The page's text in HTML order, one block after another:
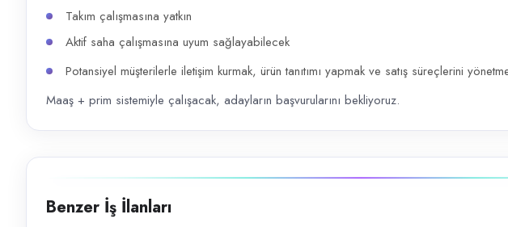
Takım çalışmasına yatkın
Aktif saha çalışmasına uyum sağlayabilecek
Potansiyel müşterilerle iletişim kurmak, ürün tanıtımı yapmak ve satış süreçlerini
Maaş + prim sistemiyle çalışacak, adayların başvurularını bekliyoruz.
Benzer İş İlanları